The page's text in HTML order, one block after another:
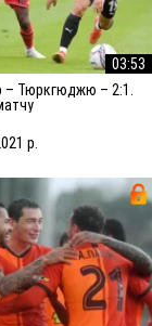
03:53
р.